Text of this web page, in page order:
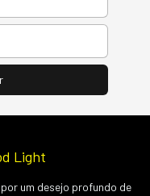
Light
um desejo profundo de